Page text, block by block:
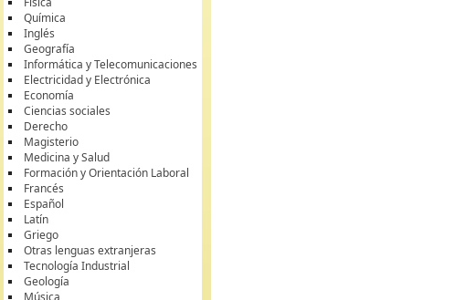
Química
Inglés
Geografía
Informática y Telecomunicaciones
Electricidad y Electrónica
Economía
Ciencias sociales
Derecho
Magisterio
Medicina y Salud
Formación y Orientación Laboral
Francés
Español
Latín
Griego
Otras lenguas extranjeras
Tecnología Industrial
Geología
Música